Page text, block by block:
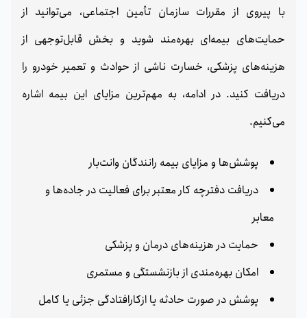
با پیروی از مقررات سازمان تأمین اجتماعی، می‌توانید از
حمایت‌های بیمه‌ای بهره‌مند شوید و بخش قابل‌توجهی از
هزینه‌های پزشکی، خسارت ناشی از حوادث و تعمیر خودرو را
دریافت کنید. در ادامه، به مهم‌ترین مزایای این بیمه اشاره
می‌کنیم.
پوشش‌ها و مزایای بیمه رانندگان وانت‌بار
دریافت دفترچه کار معتبر برای فعالیت در جاده‌ها و
معابر
حمایت در هزینه‌های درمان و پزشکی
امکان بهره‌مندی از بازنشستگی و مستمری
پوشش در صورت حادثه یا ازکارافتادگی جزئی یا کامل